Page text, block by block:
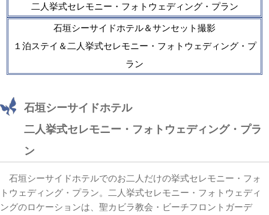
二人挙式セレモニー・フォトウェディング・プラン
石垣シーサイドホテル＆サンセット撮影
１泊ステイ＆二人挙式セレモニー・フォトウェディング・プ
ラン
石垣シーサイドホテル
二人挙式セレモニー・フォトウェディング・プラ
ン
石垣シーサイドホテルでのお二人だけの挙式セレモニー・フォ
トウェディング・プラン。二人挙式セレモニー・フォトウェディ
ングのロケーションは、聖カビラ教会・ビーチフロントガーデ